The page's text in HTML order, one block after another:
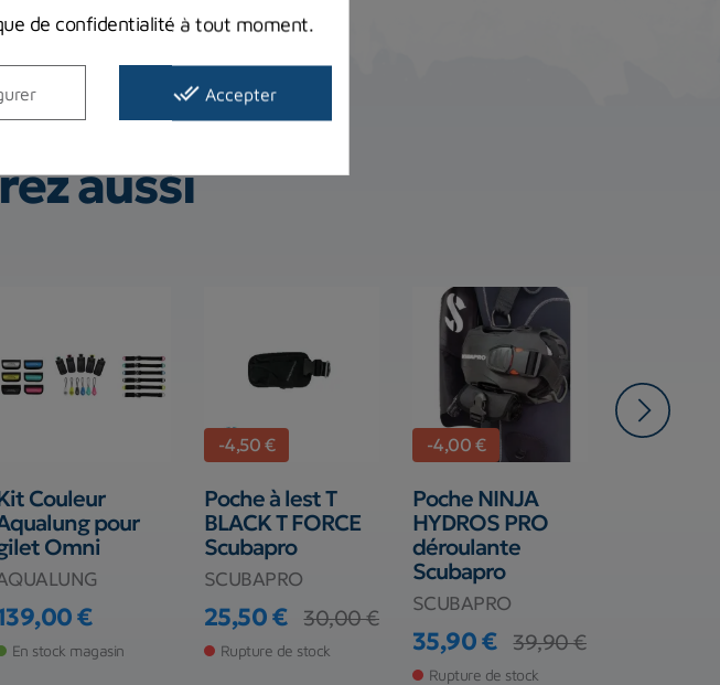
aussi
Couleur
pour
Omni
Prix €
En stock magasin
-4,50 €
Poche à lest T
BLACK T FORCE
Scubapro
SCUBAPRO
Prix
25,50 €
Prix de base
30,00 €
Rupture de stock
-4,00 €
Poche NINJA
HYDROS PRO
déroulante
Scubapro
SCUBAPRO
Prix
35,90 €
Prix de base
39,90 €
Rupture de stock
-10,00 €
de confidentialité à tout moment.
done_all Accepter